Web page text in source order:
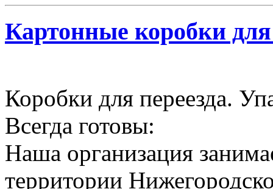
Картонные коробки для
Коробки для переезда.
Всегда готовы:
Наша организация
территории